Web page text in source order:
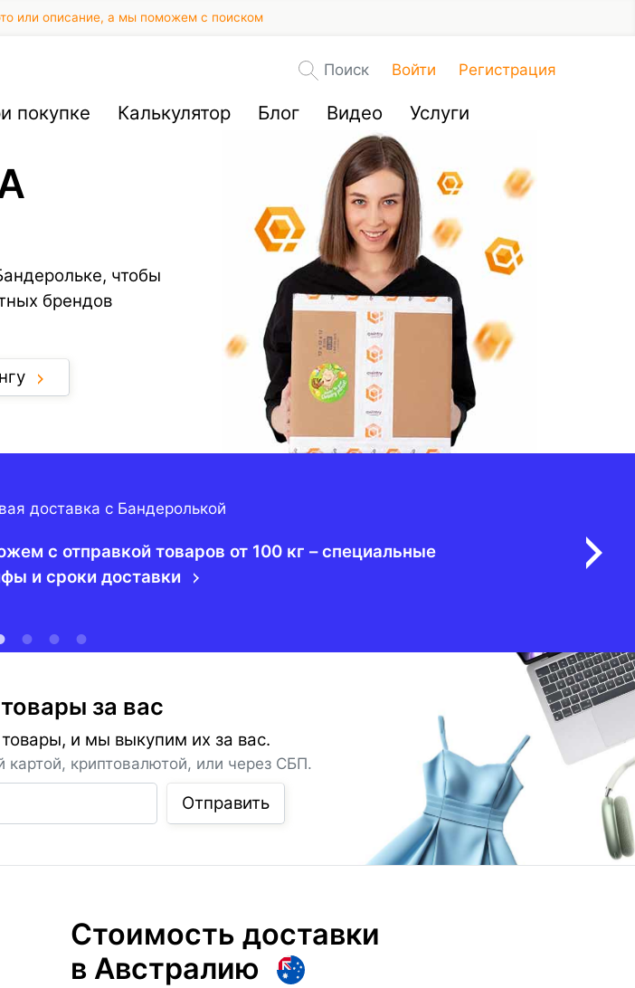
или описание, а мы поможем с поиском
Поиск Войти Регистрация
покупке Калькулятор Блог Видео Услуги
чтобы
брендов
доставка с Бандеролькой
с отправкой товаров от 100 кг – специальные
и сроки доставки
за вас
и мы выкупим их за вас.
картой, криптовалютой, или через СБП.
Отправить
Стоимость доставки
в Австралию